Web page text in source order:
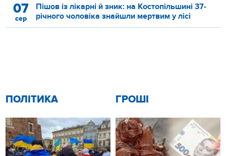
07
сер
Пішов із лікарні й зник: на Костопільшині 37-
річного чоловіка знайшли мертвим у лісі
ПОЛІТИКА ГРОШІ